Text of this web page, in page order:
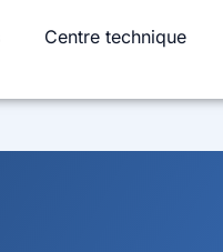
Centre technique